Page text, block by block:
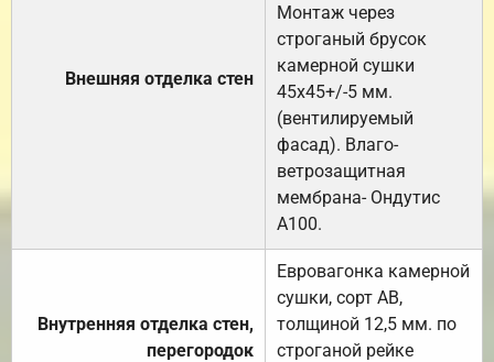
Внешняя отделка стен
Монтаж через
строганый брусок
камерной сушки
45х45+/-5 мм.
(вентилируемый
фасад). Влаго-
ветрозащитная
мембрана- Ондутис
А100.
Внутренняя отделка стен,
перегородок
Евровагонка камерной
сушки, сорт АВ,
толщиной 12,5 мм. по
строганой рейке